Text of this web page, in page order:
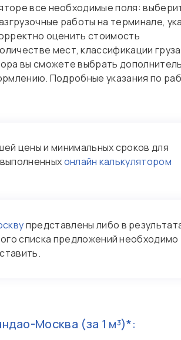
все необходимые поля:
работы на терминале,
оценить стоимость
мест, классификации
вы сможете выбрать
Подробные указания по
цены и минимальных сроков для
онлайн калькулятором
представлены либо в
списка предложений необходимо
Москва (за 1 м³)*: